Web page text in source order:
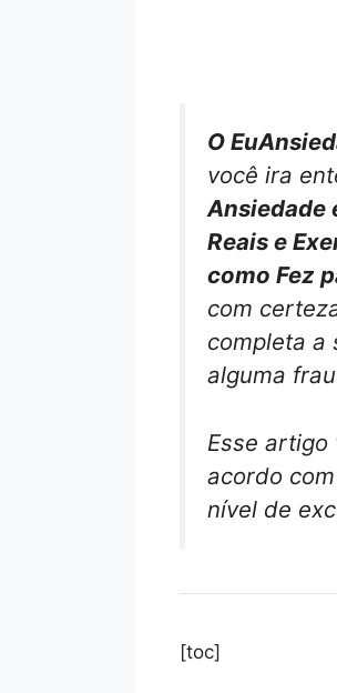
O
você ira
Ansiedade
Reais e
como Fez
com
completa a
alguma
Esse
acordo
nível de
[toc]